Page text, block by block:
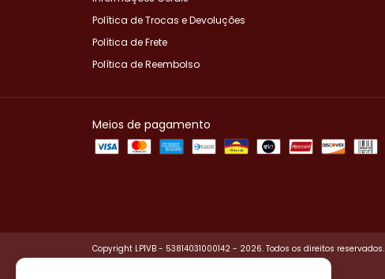
Política de Trocas e Devoluções
Política de Frete
Política de Reembolso
Meios de pagamento
Copyright LP1VB - 53814031000142 - 2026. Todos os direitos reservados.